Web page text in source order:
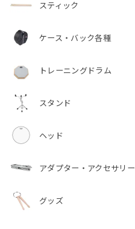
スティック
ケース・バック各種
トレーニングドラム
スタンド
ヘッド
アダプター・アクセサリー
グッズ